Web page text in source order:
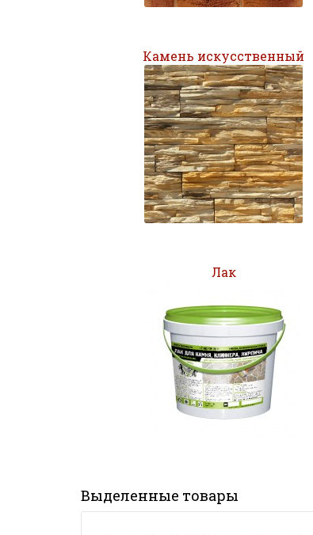
Камень искусственный
Лак
Выделенные товары